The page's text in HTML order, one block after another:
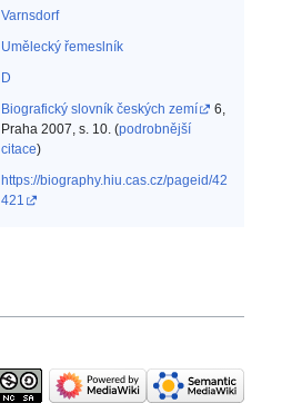
Varnsdorf
Umělecký řemeslník‎
D
Biografický slovník českých zemí
6,
Praha 2007, s. 10. (podrobnější
citace)
https://biography.hiu.cas.cz/pageid/42
421